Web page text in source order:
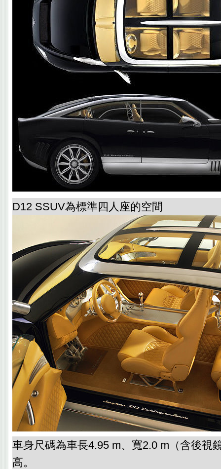
D12 SSUV為標準四人座的空間
車身尺碼為車長4.95 m、寬2.0 m（含後視
高。